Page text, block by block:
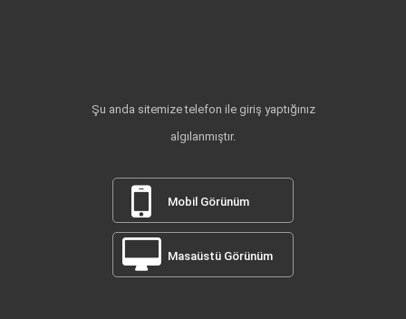
Şu anda sitemize telefon ile giriş yaptığınız
algılanmıştır.
Mobil Görünüm
Masaüstü Görünüm